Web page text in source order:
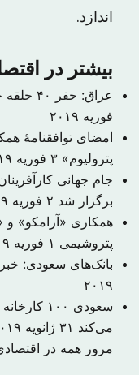
اندازد.
بیشتر در
عراق: حفر ۴۰ حلقه چاه نفتی جدید در میدان مجنون
فوریه ۲۰۱۹
امضای توافقنامهٔ
پترولیوم» ۳ فوریه ۲۰۱۹
برگزار شد ۲ فوریه ۲۰۱۹
همکاری «آرامکو» و
پتروشیمی ۱ فوریه ۲۰۱۹
بانک‌های سعودی:
۲۰۱۹
سعودی
می‌کند ۳۱ ژانویه ۲۰۱۹
مرور همه در